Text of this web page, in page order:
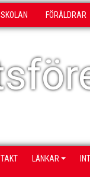
FÖRÄLDRAR
LÄNKAR